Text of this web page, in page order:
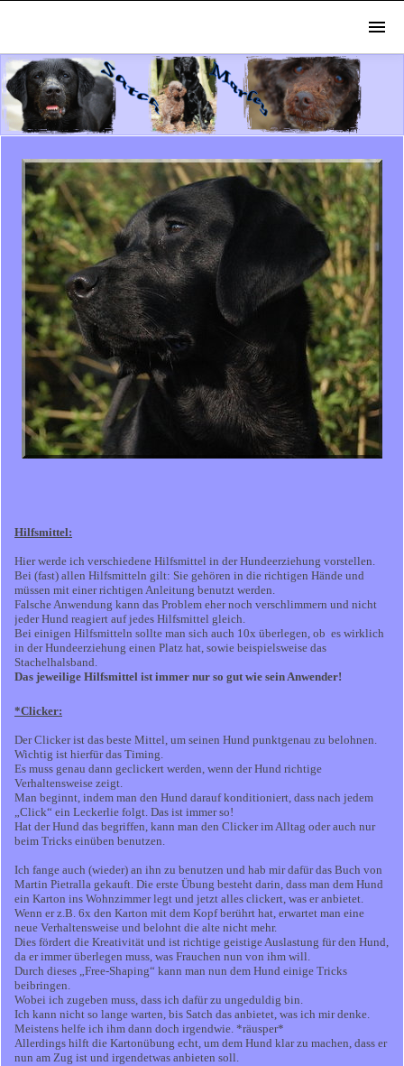
Hilfsmittel:
Hier werde ich verschiedene Hilfsmittel in der Hundeerziehung vorstellen.
Bei (fast) allen Hilfsmitteln gilt: Sie gehören in die richtigen Hände und
müssen mit einer richtigen Anleitung benutzt werden.
Falsche Anwendung kann das Problem eher noch verschlimmern und nicht
jeder Hund reagiert auf jedes Hilfsmittel gleich.
Bei einigen Hilfsmitteln sollte man sich auch 10x überlegen, ob es wirklich
in der Hundeerziehung einen Platz hat, sowie beispielsweise das
Stachelhalsband.
Das jeweilige Hilfsmittel ist immer nur so gut wie sein Anwender!
*Clicker:
Der Clicker ist das beste Mittel, um seinen Hund punktgenau zu belohnen.
Wichtig ist hierfür das Timing.
Es muss genau dann geclickert werden, wenn der Hund richtige
Verhaltensweise zeigt.
Man beginnt, indem man den Hund darauf konditioniert, dass nach jedem
„Click“ ein Leckerlie folgt. Das ist immer so!
Hat der Hund das begriffen, kann man den Clicker im Alltag oder auch nur
beim Tricks einüben benutzen.
Ich fange auch (wieder) an ihn zu benutzen und hab mir dafür das Buch von
Martin Pietralla gekauft. Die erste Übung besteht darin, dass man dem Hund
ein Karton ins Wohnzimmer legt und jetzt alles clickert, was er anbietet.
Wenn er z.B. 6x den Karton mit dem Kopf berührt hat, erwartet man eine
neue Verhaltensweise und belohnt die alte nicht mehr.
Dies fördert die Kreativität und ist richtige geistige Auslastung für den Hund,
da er immer überlegen muss, was Frauchen nun von ihm will.
Durch dieses „Free-Shaping“ kann man nun dem Hund einige Tricks
beibringen.
Wobei ich zugeben muss, dass ich dafür zu ungeduldig bin.
Ich kann nicht so lange warten, bis Satch das anbietet, was ich mir denke.
Meistens helfe ich ihm dann doch irgendwie. *räusper*
Allerdings hilft die Kartonübung echt, um dem Hund klar zu machen, dass er
nun am Zug ist und irgendetwas anbieten soll.